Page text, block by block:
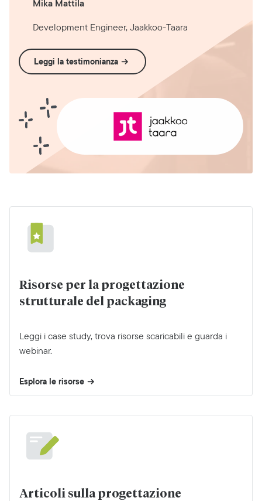
Mika Mattila
Development Engineer, Jaakkoo-Taara
Leggi la testimonianza
Risorse per la progettazione
strutturale del packaging
Leggi i case study, trova risorse scaricabili e guarda i
webinar.
Esplora le risorse
Articoli sulla progettazione